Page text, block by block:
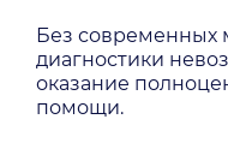
Без современных
диагностики
оказание
помощи.